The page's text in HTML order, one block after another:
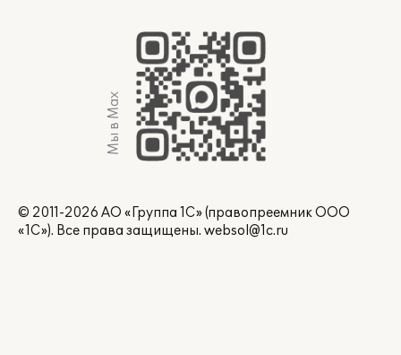
Мы в Max
© 2011-2026 АО «Группа 1С» (правопреемник ООО
«1С»). Все права защищены. websol@1c.ru